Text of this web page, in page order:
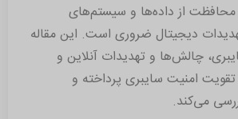
محافظت از داده‌ها و سیستم‌های
دیجیتال ضروری است. این مقاله
چالش‌ها و تهدیدات آنلاین و
امنیت سایبری پرداخته و
می‌کند.